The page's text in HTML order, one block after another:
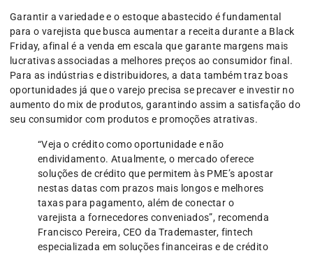
Garantir a variedade e o estoque abastecido é fundamental
para o varejista que busca aumentar a receita durante a Black
Friday, afinal é a venda em escala que garante margens mais
lucrativas associadas a melhores preços ao consumidor final.
Para as indústrias e distribuidores, a data também traz boas
oportunidades já que o varejo precisa se precaver e investir no
aumento do mix de produtos, garantindo assim a satisfação do
seu consumidor com produtos e promoções atrativas.
“Veja o crédito como oportunidade e não
endividamento. Atualmente, o mercado oferece
soluções de crédito que permitem às PME’s apostar
nestas datas com prazos mais longos e melhores
taxas para pagamento, além de conectar o
varejista a fornecedores conveniados”, recomenda
Francisco Pereira, CEO da Trademaster, fintech
especializada em soluções financeiras e de crédito